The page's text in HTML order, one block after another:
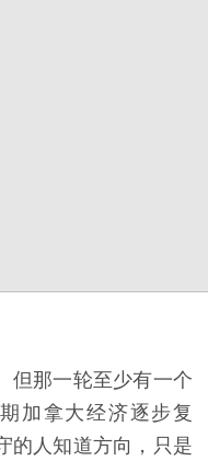
但那一轮至少有一个
加拿大经济逐步复
的人知道方向，只是